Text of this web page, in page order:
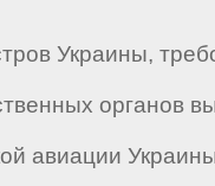
Украины,
органов
авиации